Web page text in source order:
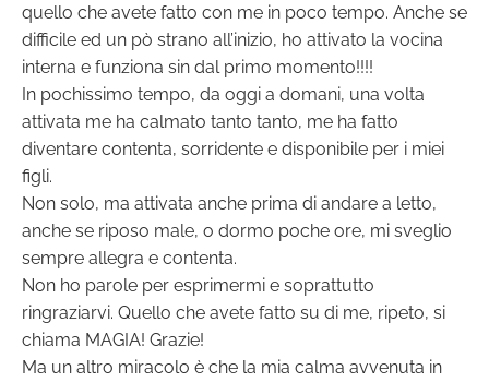
quello che avete fatto con me in poco tempo. Anche se
difficile ed un pò strano all’inizio, ho attivato la vocina
interna e funziona sin dal primo momento!!!!
In pochissimo tempo, da oggi a domani, una volta
attivata me ha calmato tanto tanto, me ha fatto
diventare contenta, sorridente e disponibile per i miei
figli.
Non solo, ma attivata anche prima di andare a letto,
anche se riposo male, o dormo poche ore, mi sveglio
sempre allegra e contenta.
Non ho parole per esprimermi e soprattutto
ringraziarvi. Quello che avete fatto su di me, ripeto, si
chiama MAGIA! Grazie!
Ma un altro miracolo è che la mia calma avvenuta in